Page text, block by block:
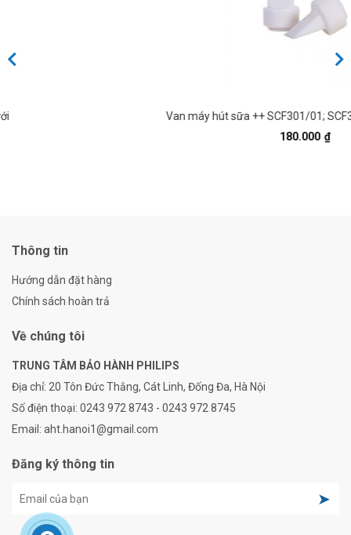
Van máy hút sữa ++ SCF301/01; SCF303/01; SCF900/01
Thông tin
Hướng dẫn đặt hàng
Chính sách hoàn trả
Về chúng tôi
TRUNG TÂM BẢO HÀNH PHILIPS
Địa chỉ: 20 Tôn Đức Thắng, Cát Linh, Đống Đa, Hà Nội
Số điện thoại: 0243 972 8743 - 0243 972 8745
Email: aht.hanoi1@gmail.com
Đăng ký thông tin